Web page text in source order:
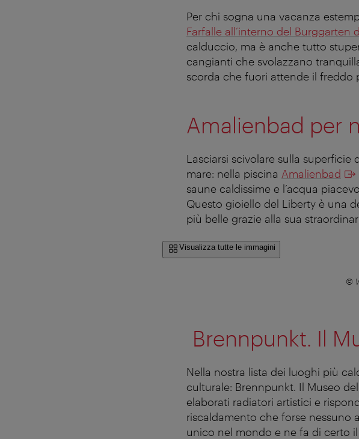
Per chi sogna una vacanza
Farfalle all’interno del Burggarten
calduccio, ma è anche tutto
cangianti che svolazzano
scorda che fuori attende il freddo
Amalienbad per
Lasciarsi scivolare sulla superficie
mare: nella piscina Amalienbad
saune caldissime e l’acqua
Questo gioiello del Liberty è una
più belle grazie alla sua
Visualizza tutte le immagini
©
Brennpunkt. Il
Nella nostra lista dei luoghi più
culturale: Brennpunkt. Il Museo
elaborati radiatori artistici e
riscaldamento che forse nessuno
unico nel mondo e ne fa di certo